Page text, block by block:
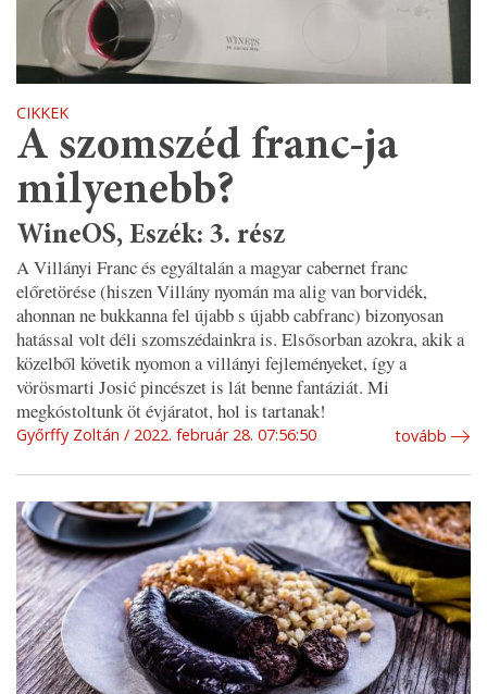
CIKKEK
A szomszéd franc-ja
milyenebb?
WineOS, Eszék: 3. rész
A Villányi Franc és egyáltalán a magyar cabernet franc
előretörése (hiszen Villány nyomán ma alig van borvidék,
ahonnan ne bukkanna fel újabb s újabb cabfranc) bizonyosan
hatással volt déli szomszédainkra is. Elsősorban azokra, akik a
közelből követik nyomon a villányi fejleményeket, így a
vörösmarti Josić pincészet is lát benne fantáziát. Mi
megkóstoltunk öt évjáratot, hol is tartanak!
Győrffy Zoltán 2022. február 28. 07:56:50 tovább